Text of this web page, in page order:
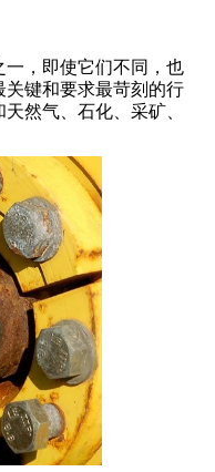
，即使它们不同，也
键和要求最苛刻的行
然气、石化、采矿、